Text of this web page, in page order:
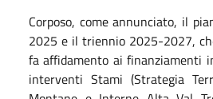
Corposo, come annunciato, il
2025 e il triennio 2025-2027,
fa affidamento ai finanziamenti
interventi Stami (Strategia